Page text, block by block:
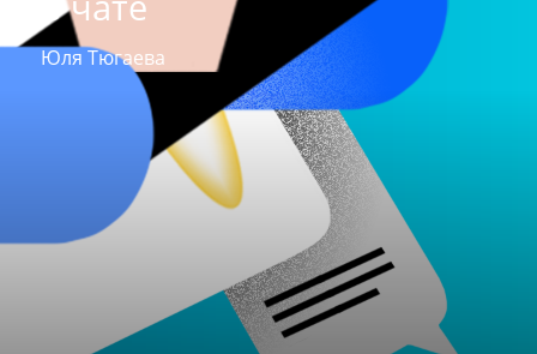
Юля Тюгаева